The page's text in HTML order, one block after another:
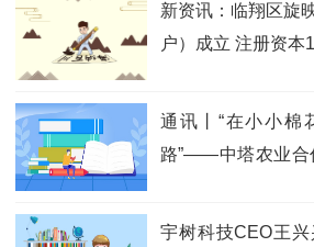
新资讯：临翔区旋
户）成立 注册资本
通讯丨“在小小棉
路”——中塔农业合
宇树科技CEO王